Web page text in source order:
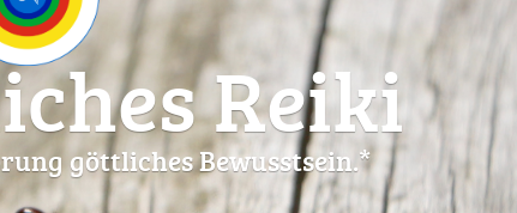
Reiki
göttliches Bewusstsein.*